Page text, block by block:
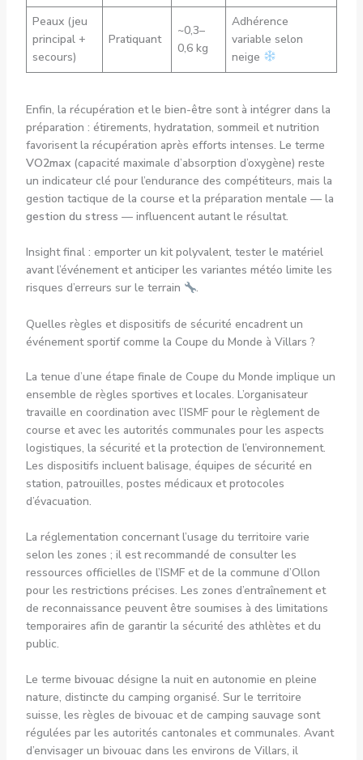
Peaux (jeu
principal +
secours)
Pratiquant
~0,3–
0,6 kg
Adhérence
variable selon
neige
Enfin, la récupération et le bien-être sont à intégrer dans la
préparation : étirements, hydratation, sommeil et nutrition
favorisent la récupération après efforts intenses. Le terme
VO2max(capacité maximale d’absorption d’oxygène) reste
un indicateur clé pour l’endurance des compétiteurs, mais la
gestion tactique de la course et la préparation mentale — la
gestion du stress — influencent autant le résultat.
Insight final : emporter un kit polyvalent, tester le matériel
avant l’événement et anticiper les variantes météo limite les
risques d’erreurs sur le terrain
.
Quelles règles et dispositifs de sécurité encadrent un
événement sportif comme la Coupe du Monde à Villars ?
La tenue d’une étape finale de Coupe du Monde implique un
ensemble de règles sportives et locales. L’organisateur
travaille en coordination avec l’ISMF pour le règlement de
course et avec les autorités communales pour les aspects
logistiques, la sécurité et la protection de l’environnement.
Les dispositifs incluent balisage, équipes de sécurité en
station, patrouilles, postes médicaux et protocoles
d’évacuation.
La réglementation concernant l’usage du territoire varie
selon les zones ; il est recommandé de consulter les
ressources officielles de l’ISMF et de la commune d’Ollon
pour les restrictions précises. Les zones d’entraînement et
de reconnaissance peuvent être soumises à des limitations
temporaires afin de garantir la sécurité des athlètes et du
public.
Le terme bivouac désigne la nuit en autonomie en pleine
nature, distincte du camping organisé. Sur le territoire
suisse, les règles de bivouac et de camping sauvage sont
régulées par les autorités cantonales et communales. Avant
d’envisager un bivouac dans les environs de Villars, il